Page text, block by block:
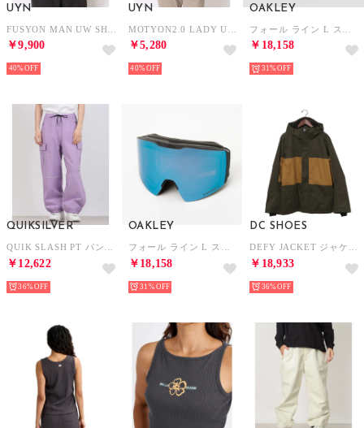
UYN
￥9,900
40%
UYN
￥5,280
40%
OAKLEY
￥18,158
31%
QUIKSILVER
QUIK SLASH PT パンツ （パープル）
￥12,622
36%
OAKLEY
フォール ライン L スノー ゴーグル ゴーグル （ブラック×サファイアブルー）
￥18,158
31%
DC SHOES
DEFY JACKET ジャケット （カーキ）
￥18,933
36%